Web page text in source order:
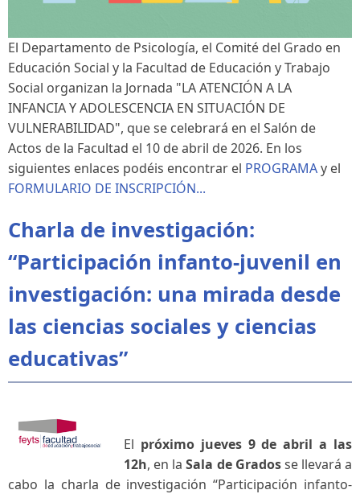
El Departamento de Psicología, el Comité del Grado en
Educación Social y la Facultad de Educación y Trabajo
Social organizan la Jornada "LA ATENCIÓN A LA
INFANCIA Y ADOLESCENCIA EN SITUACIÓN DE
VULNERABILIDAD", que se celebrará en el Salón de
Actos de la Facultad el 10 de abril de 2026. En los
siguientes enlaces podéis encontrar el PROGRAMAy el
FORMULARIO DE INSCRIPCIÓN...
Charla de investigación:
“Participación infanto-juvenil en
investigación: una mirada desde
las ciencias sociales y ciencias
educativas”
El próximo jueves 9 de abril a las
12h, en laSala de Gradosse llevará a
cabo la charla de investigación “Participación infanto-